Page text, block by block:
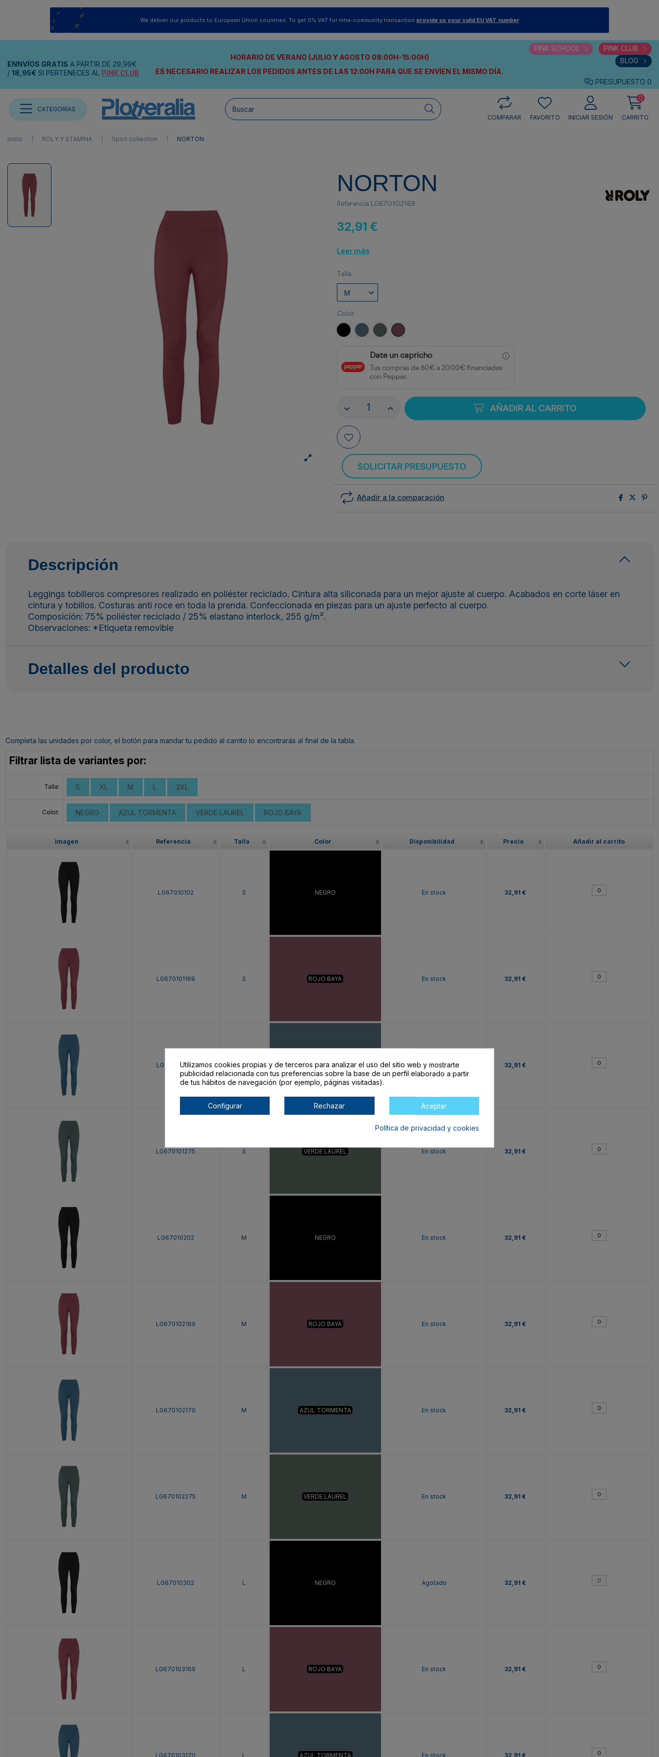
We deliver our products to European Union countries. To get 0% VAT for intra-community transaction provide us your valid EU VAT number
ENNVÍOS GRATIS A PARTIR DE 29,99€
/ 18,95€ SI PERTENECES AL PINK CLUB
HORARIO DE VERANO (JULIO Y AGOSTO 08:00H-15:00H)
ES NECESARIO REALIZAR LOS PEDIDOS ANTES DE LAS 12:00H PARA QUE SE ENVÍEN EL MISMO DÍA.
PINK SCHOOL
PINK CLUB
BLOG
PRESUPUESTO 0
CATEGORÍAS
COMPARAR
FAVORITO INICIAR SESIÓN
0
CARRITO
Inicio ROLY Y STAMINA Sport collection NORTON
NORTON
Referencia LG670102169
32,91 €
Leer más
Talla
Color
NEGRO AZUL TORMENTA
VERDE LAUREL
ROJO BAYA
Date un capricho
Tus compras de 60€ a 2000€ financiadas
con Pepper.
AÑADIR AL CARRITO
SOLICITAR PRESUPUESTO
Añadir a la comparación
Descripción
Leggings tobilleros compresores realizado en poliéster reciclado. Cintura alta siliconada para un mejor ajuste al cuerpo. Acabados en corte láser en
cintura y tobillos. Costuras anti roce en toda la prenda. Confeccionada en piezas para un ajuste perfecto al cuerpo.
Composición: 75% poliéster reciclado / 25% elastano interlock, 255 g/m².
Observaciones: *Etiqueta removible
Detalles del producto
Completa las unidades por color, el botón para mandar tu pedido al carrito lo encontrarás al final de la tabla.
Filtrar lista de variantes por:
Talla: S XL M L 2XL
Color: NEGRO AZUL TORMENTA VERDE LAUREL ROJO BAYA
Imagen Referencia Talla Color Disponibilidad Precio Añadir al carrito
LG67010102 S NEGRO En stock 32,91 €
LG670101169 S ROJO BAYA En stock 32,91 €
LG670101170 S AZUL TORMENTA En stock 32,91 €
LG670101275 S VERDE LAUREL En stock 32,91 €
LG67010202 M NEGRO En stock 32,91 €
LG670102169 M ROJO BAYA En stock 32,91 €
LG670102170 M AZUL TORMENTA En stock 32,91 €
LG670102275 M VERDE LAUREL En stock 32,91 €
LG67010302 L NEGRO Agotado 32,91 €
LG670103169 L ROJO BAYA En stock 32,91 €
LG670103170 L AZUL TORMENTA En stock 32,91 €
Utilizamos cookies propias y de terceros para analizar el uso del sitio web y mostrarte
publicidad relacionada con tus preferencias sobre la base de un perfil elaborado a partir
de tus hábitos de navegación (por ejemplo, páginas visitadas).
Configurar Rechazar Aceptar
Política de privacidad y cookies